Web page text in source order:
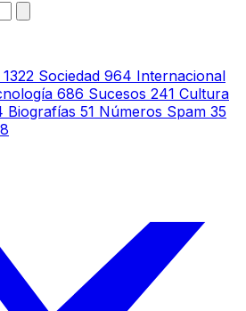
1322 Sociedad 964 Internacional
686 Sucesos 241 Cultura
Biografías 51 Números Spam 35
8